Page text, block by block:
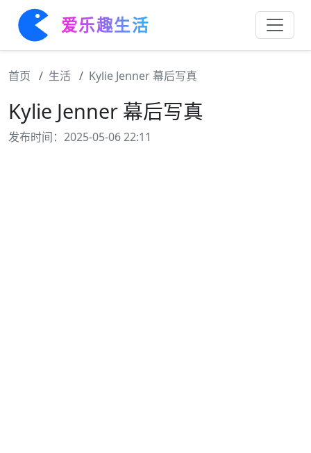
爱乐趣生活
首页 生活 Kylie Jenner 幕后写真
Kylie Jenner 幕后写真
发布时间：2025-05-06 22:11